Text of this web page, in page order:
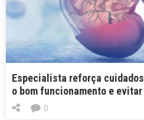
Especialista reforça
o bom funcionamento e
0